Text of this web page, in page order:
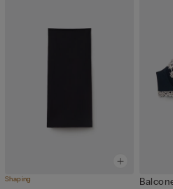
Shaping